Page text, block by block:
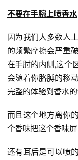
不要在手腕上喷香
因为我们大多数人
的频繁摩擦会严重
在手肘的内侧,这个
会随着你胳膊的移
完整的体验到香水
而且这个地方离你
个香味把这个香味
还有耳后是可以喷